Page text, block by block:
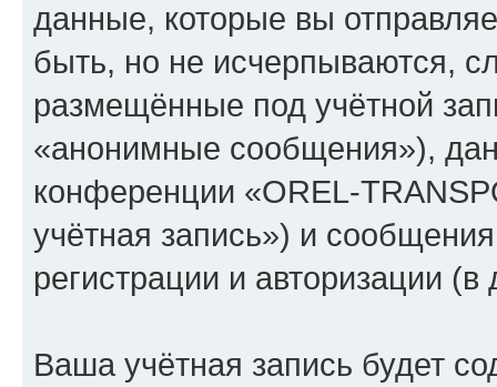
данные, которые вы
быть, но не исчерпываются,
размещённые под учётной
«анонимные сообщения»),
конференции «OREL-
учётная запись») и
регистрации и авторизации
Ваша учётная запись будет